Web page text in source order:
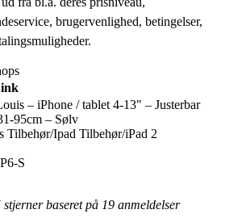
brugervenlighed, betingelser,
– iPhone / tablet 4-13" – Justerbar
95cm – Sølv
Tilbehør/Ipad Tilbehør/iPad 2
S
stjerner baseret på 19 anmeldelser